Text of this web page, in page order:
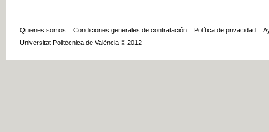
Quienes somos :: Condiciones generales de contratación :: Política de privacidad ::
Universitat Politècnica de València © 2012